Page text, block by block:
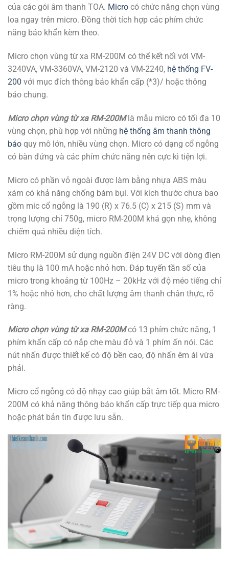
của các gói âm thanh TOA. Micro có chức năng chọn vùng
loa ngay trên micro. Đồng thời tích hợp các phím chức
năng báo khẩn kèm theo.
Micro chọn vùng từ xa RM-200M có thể kết nối với VM-
3240VA, VM-3360VA, VM-2120 và VM-2240, hệ thống FV-
200 với mục đích thông báo khẩn cấp (*3)/ hoặc thông
báo chung.
Micro chọn vùng từ xa RM-200Mlà mẫu micro có tối đa 10
vùng chọn, phù hợp với những hệ thống âm thanh thông
báo quy mô lớn, nhiều vùng chọn. Micro có dạng cổ ngỗng
có bàn đứng và các phím chức năng nên cực kì tiện lợi.
Micro có phần vỏ ngoài được làm bằng nhựa ABS màu
xám có khả năng chống bám bụi. Với kích thước chưa bao
gồm mic cổ ngỗng là 190 (R) x 76.5 (C) x 215 (S) mm và
trọng lượng chỉ 750g, micro RM-200M khá gọn nhẹ, không
chiếm quá nhiều diện tích.
Micro RM-200M sử dụng nguồn điện 24V DC với dòng điẹn
tiêu thụ là 100 mA hoặc nhỏ hơn. Đáp tuyến tần số của
micro trong khoảng từ 100Hz – 20kHz với độ méo tiếng chỉ
1% hoặc nhỏ hơn, cho chất lượng âm thanh chân thực, rõ
ràng.
Micro chọn vùng từ xa RM-200Mcó 13 phím chức năng, 1
phím khẩn cấp có nắp che màu đỏ và 1 phím ấn nói. Các
nút nhấn được thiết kế có độ bền cao, độ nhấn êm ái vừa
phải.
Micro cổ ngỗng có độ nhạy cao giúp bắt âm tốt. Micro RM-
200M có khả năng thông báo khẩn cấp trực tiếp qua micro
hoặc phát bản tin được lưu sẵn.